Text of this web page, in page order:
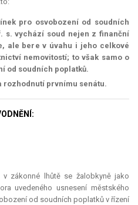
pro osvobození od soudních
s. vychází soud nejen z finanční
ale bere v úvahu i jeho celkové
nemovitostí; to však samo o
od soudních poplatků.
rozhodnutí prvnímu senátu.
zákonné lhůtě se žalobkyně jako
uvedeného usnesení městského
od soudních poplatků v řízení